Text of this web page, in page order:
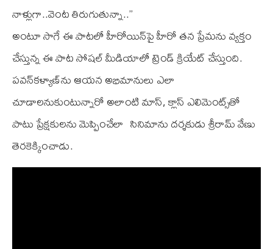
నాళ్లుగా..వెంట తిరుగుతున్నా..’’
అంటూ సాగే ఈ పాటలో హీరోయిన్‌పై హీరో త‌న ప్రేమ‌ను వ్య‌క్తం
చేస్తున్న ఈ పాట సోష‌ల్ మీడియాలో ట్రెండ్ క్రియేట్ చేస్తుంది.
ప‌వ‌న్‌క‌ళ్యాణ్‌ను ఆయ‌న అభిమానులు ఎలా
చూడాల‌నుకుంటున్నారో అలాంటి మాస్, క్లాస్‌ ఎలిమెంట్స్‌తో
పాటు ప్రేక్ష‌కుల‌ను మెప్పించేలా సినిమాను ద‌ర్శ‌కుడు శ్రీరామ్ వేణు
తెర‌కెక్కించాడు.